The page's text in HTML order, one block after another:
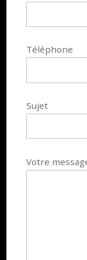
Téléphone
Sujet
Votre